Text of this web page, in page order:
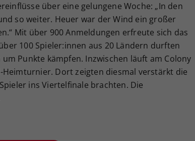
über eine gelungene Woche: „In den
so weiter. Heuer war der Wind ein großer
Mit über 900 Anmeldungen erfreute sich das
100 Spieler:innen aus 20 Ländern durften
um Punkte kämpfen. Inzwischen läuft am Colony
Heimturnier. Dort zeigten diesmal verstärkt die
ins Viertelfinale brachten. Die